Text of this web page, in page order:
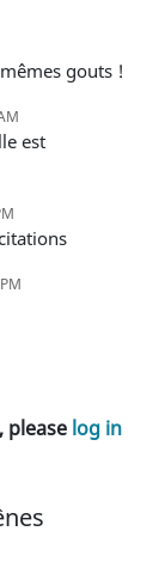
gouts !
please log in